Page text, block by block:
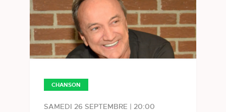
CHANSON
SAMEDI 26 SEPTEMBRE | 20:00